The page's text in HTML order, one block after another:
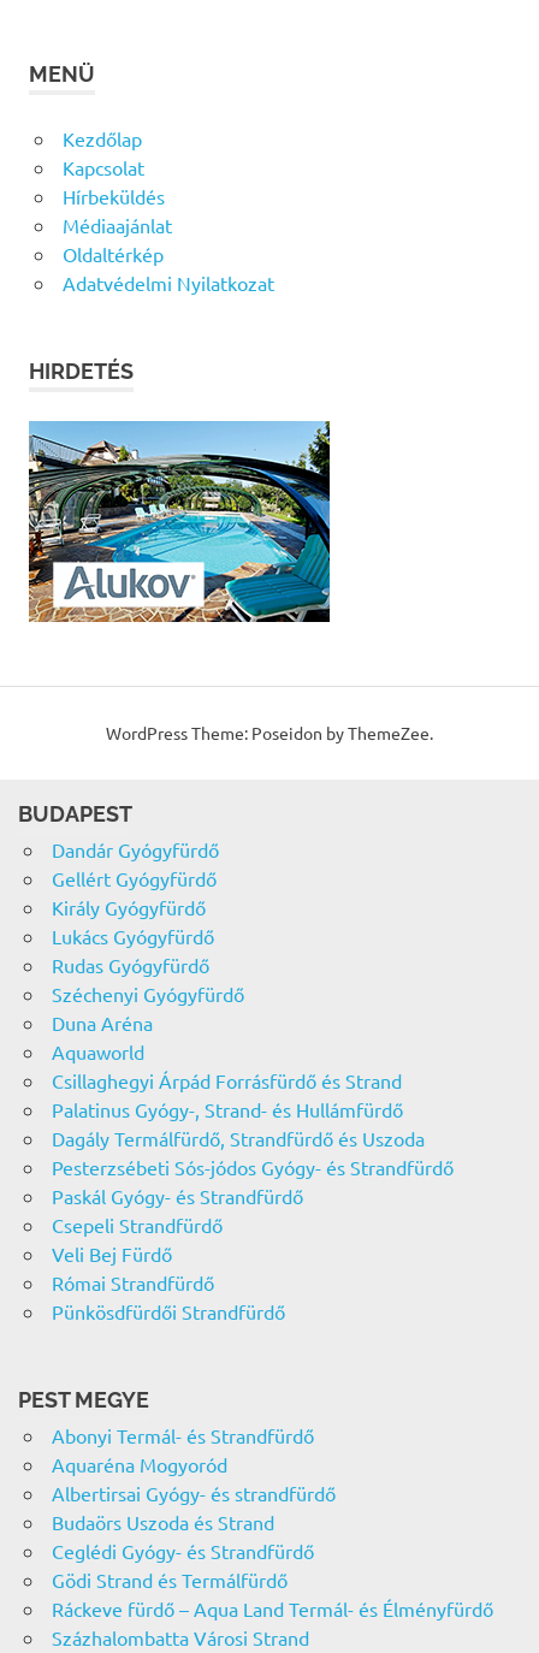
MENÜ
Kezdőlap
Kapcsolat
Hírbeküldés
Médiaajánlat
Oldaltérkép
Adatvédelmi Nyilatkozat
HIRDETÉS
WordPress Theme: Poseidon by ThemeZee.
BUDAPEST
Dandár Gyógyfürdő
Gellért Gyógyfürdő
Király Gyógyfürdő
Lukács Gyógyfürdő
Rudas Gyógyfürdő
Széchenyi Gyógyfürdő
Duna Aréna
Aquaworld
Csillaghegyi Árpád Forrásfürdő és Strand
Palatinus Gyógy-, Strand- és Hullámfürdő
Dagály Termálfürdő, Strandfürdő és Uszoda
Pesterzsébeti Sós-jódos Gyógy- és Strandfürdő
Paskál Gyógy- és Strandfürdő
Csepeli Strandfürdő
Veli Bej Fürdő
Római Strandfürdő
Pünkösdfürdői Strandfürdő
PEST MEGYE
Abonyi Termál- és Strandfürdő
Aquaréna Mogyoród
Albertirsai Gyógy- és strandfürdő
Budaörs Uszoda és Strand
Ceglédi Gyógy- és Strandfürdő
Gödi Strand és Termálfürdő
Ráckeve fürdő – Aqua Land Termál- és Élményfürdő
Százhalombatta Városi Strand